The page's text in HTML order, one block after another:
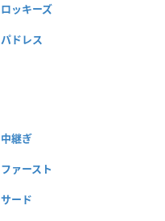
ロッキーズ
パドレス
中継ぎ
ファースト
サード